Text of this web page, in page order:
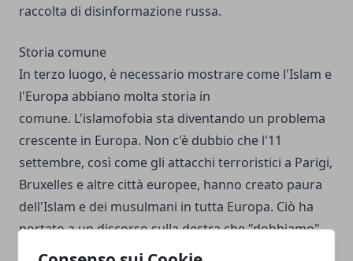
raccolta di disinformazione russa.
Storia comune
In terzo luogo, è necessario mostrare come l'Islam e
l'Europa abbiano molta storia in
comune. L'islamofobia sta diventando un problema
crescente in Europa. Non c'è dubbio che l'11
settembre, così come gli attacchi terroristici a Parigi,
Bruxelles e altre città europee, hanno creato paura
dell'Islam e dei musulmani in tutta Europa. Ciò ha
portato a un discorso sulla destra che "dobbiamo"
difendere l'Europa cristiana dall'Islam, proprio come